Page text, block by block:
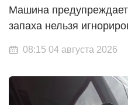
Машина
запаха нельзя
08:15 04 августа 2026